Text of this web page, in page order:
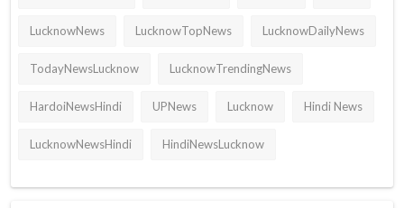
LucknowNews LucknowTopNews LucknowDailyNews
TodayNewsLucknow LucknowTrendingNews
HardoiNewsHindi UPNews Lucknow Hindi News
LucknowNewsHindi HindiNewsLucknow